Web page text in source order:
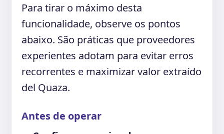
Para tirar o máximo desta
funcionalidade, observe os pontos
abaixo. São práticas que proveedores
experientes adotam para evitar erros
recorrentes e maximizar valor extraído
del Quaza.
Antes de operar